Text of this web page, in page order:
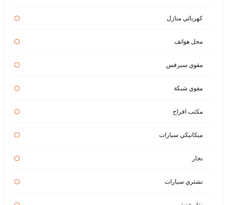
كهربائي منازل
محل هواتف
مقوي سيرفس
مقوي شبكة
مكتب افراح
ميكانيكي سيارات
نجار
نشتري سيارات